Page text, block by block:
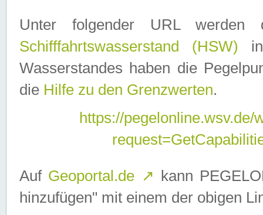
Unter folgender URL
Schifffahrtswasserstand (HSW)
Wasserstandes haben die
die Hilfe zu den Grenzwerten.
https://
Auf Geoportal.de ↗ kann
hinzufügen" mit einem der obigen